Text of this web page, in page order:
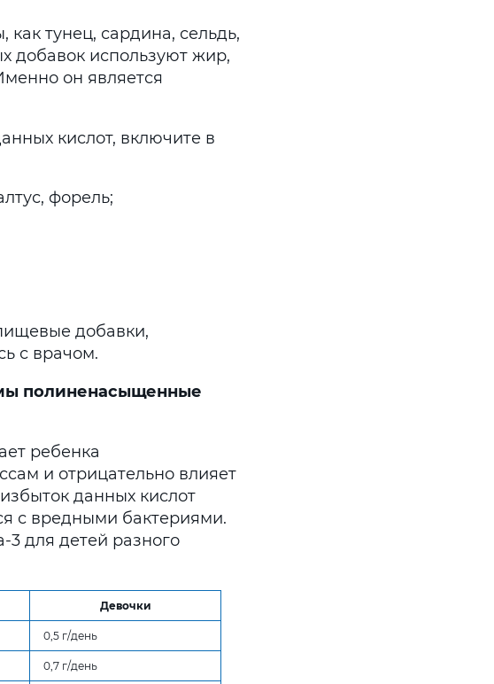
тунец, сардина, сельдь,
добавок используют жир,
он является
кислот, включите в
форель;
добавки,
с врачом.
полиненасыщенные
ребенка
и отрицательно влияет
данных кислот
с вредными бактериями.
для детей разного
Девочки
0,5 г/день
0,7 г/день